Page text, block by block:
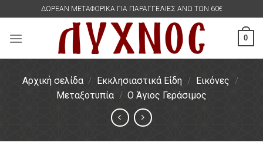
content
ΔΩΡΕΑΝ ΜΕΤΑΦΟΡΙΚΑ ΓΙΑ ΠΑΡΑΓΓΕΛΙΕΣ ΑΝΩ ΤΩΝ 60€
0
Αρχική σελίδα / Εκκλησιαστικά Είδη / Εικόνες /
Μεταξοτυπία / Ο Άγιος Γεράσιμος